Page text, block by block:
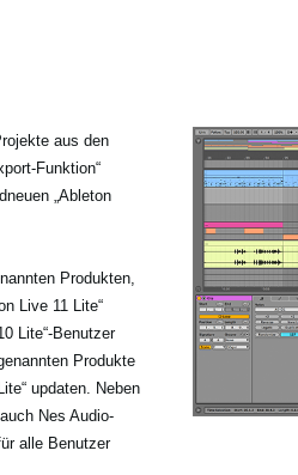
aus den
Funktion“
„Ableton
Produkten,
Live 11 Lite“
Lite“-Benutzer
Produkte
updaten. Neben
Nes Audio-
alle Benutzer